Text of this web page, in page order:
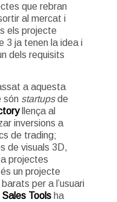
que rebran
al mercat i
els projecte
3 ja tenen la idea i
dels requisits
a aquesta
són startupsde
llença al
inversions a
de trading;
de visuals 3D,
projectes
un projecte
per a l’usuari
Sales Toolsha